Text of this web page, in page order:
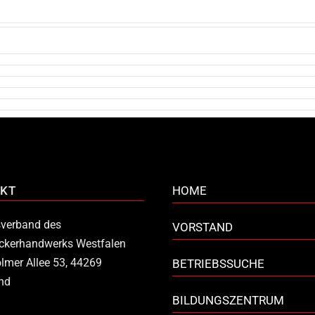
des
Westfalen
Allee 53, 44269
HOME
VORSTAND
BETRIEBSSUCHE
BILDUNGSZENTRUM